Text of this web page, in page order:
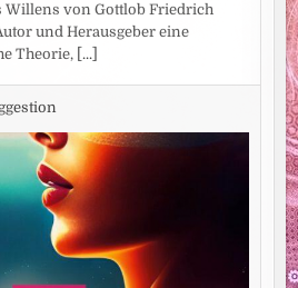
Willens von Gottlob Friedrich
und Herausgeber eine
Theorie, [...]